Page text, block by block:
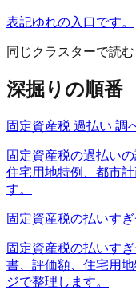
表記ゆれの入口です。
同じクラスターで読む
深掘りの順番
固定資産税 過払い 調
固定資産税の過払い
住宅用地特例、都市
す。
固定資産税の払いす
固定資産税の払いす
書、評価額、住宅用
ジで整理します。